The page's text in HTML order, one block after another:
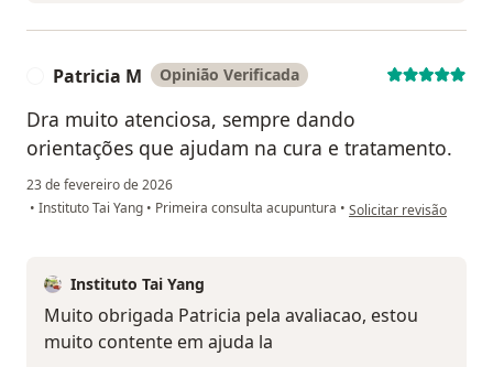
Patricia M Opinião Verificada
Dra muito atenciosa, sempre dando
orientações que ajudam na cura e tratamento.
23 de fevereiro de 2026
• Instituto Tai Yang • Primeira consulta acupuntura • na opinião do
Solicitar revisão
Instituto Tai Yang
Muito obrigada Patricia pela avaliacao, estou
muito contente em ajuda la